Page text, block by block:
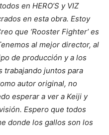
en HERO’S y VIZ
en esta obra. Estoy
que ‘Rooster Fighter’ es
al mejor director, al
de producción y a los
trabajando juntos para
autor original, no
esperar a ver a Keiji y
Espero que todos
donde los gallos son los